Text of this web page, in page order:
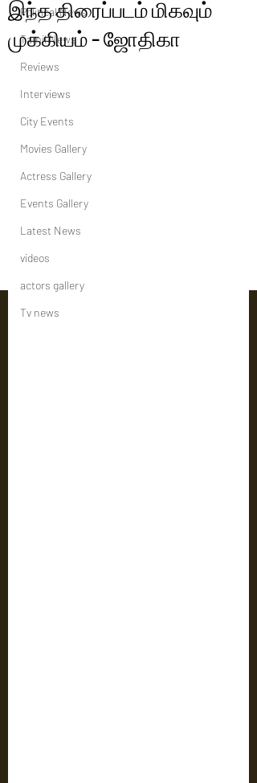
Political News
Tamil News
Reviews
Interviews
City Events
Movies Gallery
Actress Gallery
Events Gallery
Latest News
videos
actors gallery
Tv news
இந்த திரைப்படம் மிகவும்
முக்கியம் - ஜோதிகா